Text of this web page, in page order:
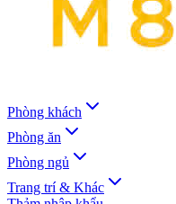
Phòng khách
Phòng ăn
Phòng ngủ
Trang trí & Khác